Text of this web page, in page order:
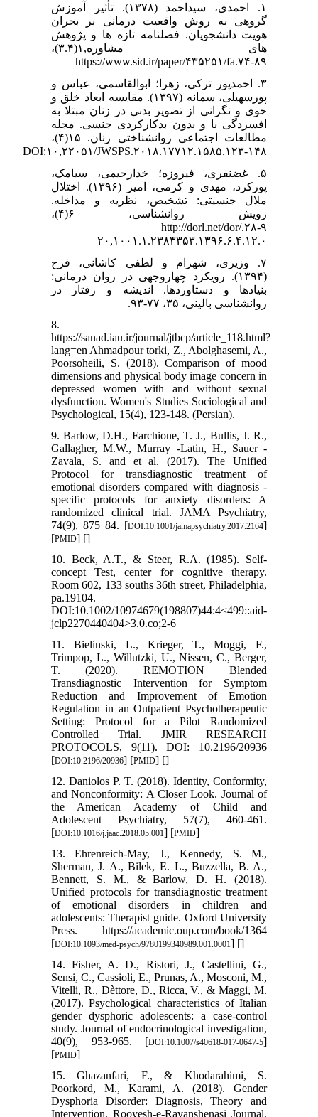
۱. احمدی، سیداحمد (۱۳۷۸). تأثیر آموزش
گروهی به روش واقعیت درمانی بر بحران
هویت دانشجویان. فصلنامه تازه ها و پژوهش
های مشاوره,۱(۳.۴)،
۸۹-۷۴.https://www.sid.ir/paper/۴۳۵۲۵۱/fa
۳. احمدپور ترکی، زهرا؛ ابوالقاسمی، عباس و
پورسهیلی، سمانه (۱۳۹۷). مقایسه ابعاد خلق و
خوی و نگرانی از تصویر بدنی در زنان مبتلا به
افسردگی با و بدون بدکارکردی جنسی. مجله
مطالعات اجتماعی روانشناختی زنان. ۱۵(۴)،
۱۴۸-۱۲۳.DOI:۱۰,۲۲۰۵۱/JWSPS.۲۰۱۸.۱۷۷۱۲.۱۵۸۵
۵. غضنفری، فیروزه؛ خدارحیمی، سیامک،
پورکرد، مهدی و کرمی، امیر (۱۳۹۶). اختلال
ملال جنسیتی: تشخیص، نظریه و مداخله.
رویش روانشناسی، ۶(۴)،
۹-۲۸.http://dorl.net/dor/
۲۰,۱۰۰۱.۱.۲۳۸۳۳۵۳.۱۳۹۶.۶.۴.۱۲.۰
۷. وزیری، شهرام و لطفی کاشانی، فرح
(۱۳۹۴). رویکرد چهاروجهی در روان درمانی:
بنیادها و دستاوردها. اندیشه و رفتار در
روانشناسی بالینی، ۳۵، ۷۷-۹۳.
8.
https://sanad.iau.ir/journal/jtbcp/article_118.html?
lang=en Ahmadpour torki, Z., Abolghasemi, A.,
Poorsoheili, S. (2018). Comparison of mood
dimensions and physical body image concern in
depressed women with and without sexual
dysfunction. Women's Studies Sociological and
Psychological, 15(4), 123-148. (Persian).
9. Barlow, D.H., Farchione, T. J., Bullis, J. R.,
Gallagher, M.W., Murray -Latin, H., Sauer -
Zavala, S. and et al. (2017). The Unified
Protocol for transdiagnostic treatment of
emotional disorders compared with diagnosis -
specific protocols for anxiety disorders: A
randomized clinical trial. JAMA Psychiatry,
74(9), 875 84. [DOI:10.1001/jamapsychiatry.2017.2164]
[PMID] []
10. Beck, A.T., & Steer, R.A. (1985). Self-
concept Test, center for cognitive therapy.
Room 602, 133 souths 36th street, Philadelphia,
pa.19104.
DOI:10.1002/10974679(198807)44:4<499::aid-
jclp2270440404>3.0.co;2-6
11. Bielinski, L., Krieger, T., Moggi, F.,
Trimpop, L., Willutzki, U., Nissen, C., Berger,
T. (2020). REMOTION Blended
Transdiagnostic Intervention for Symptom
Reduction and Improvement of Emotion
Regulation in an Outpatient Psychotherapeutic
Setting: Protocol for a Pilot Randomized
Controlled Trial. JMIR RESEARCH
PROTOCOLS, 9(11). DOI: 10.2196/20936
[DOI:10.2196/20936] [PMID] []
12. Daniolos P. T. (2018). Identity, Conformity,
and Nonconformity: A Closer Look. Journal of
the American Academy of Child and
Adolescent Psychiatry, 57(7), 460-461.
[DOI:10.1016/j.jaac.2018.05.001] [PMID]
13. Ehrenreich-May, J., Kennedy, S. M.,
Sherman, J. A., Bilek, E. L., Buzzella, B. A.,
Bennett, S. M., & Barlow, D. H. (2018).
Unified protocols for transdiagnostic treatment
of emotional disorders in children and
adolescents: Therapist guide. Oxford University
Press. https://academic.oup.com/book/1364
[DOI:10.1093/med-psych/9780199340989.001.0001] []
14. Fisher, A. D., Ristori, J., Castellini, G.,
Sensi, C., Cassioli, E., Prunas, A., Mosconi, M.,
Vitelli, R., Dèttore, D., Ricca, V., & Maggi, M.
(2017). Psychological characteristics of Italian
gender dysphoric adolescents: a case-control
study. Journal of endocrinological investigation,
40(9), 953-965. [DOI:10.1007/s40618-017-0647-5]
[PMID]
15. Ghazanfari, F., & Khodarahimi, S.
Poorkord, M., Karami, A. (2018). Gender
Dysphoria Disorder: Diagnosis, Theory and
Intervention. Rooyesh-e-Ravanshenasi Journal,